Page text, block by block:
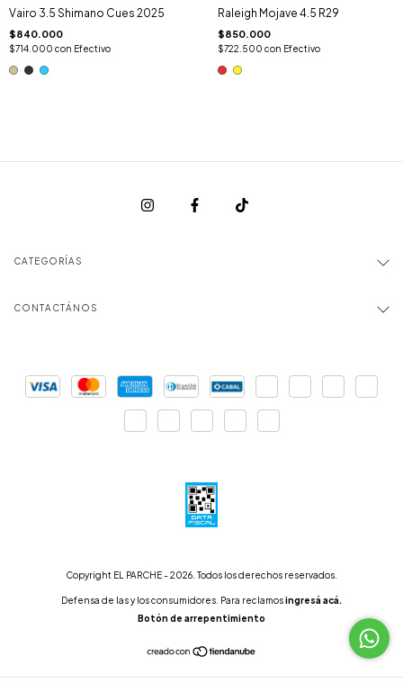
Vairo 3.5 Shimano Cues 2025
$840.000
$714.000 con Efectivo
Raleigh Mojave 4.5 R29
$850.000
$722.500 con Efectivo
CATEGORÍAS
CONTACTÁNOS
Copyright EL PARCHE - 2026. Todos los derechos reservados.
Defensa de las y los consumidores. Para reclamosingresá acá.
Botón de arrepentimiento